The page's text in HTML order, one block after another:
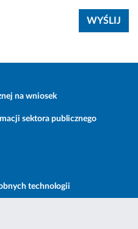
na wniosek
sektora publicznego
technologii